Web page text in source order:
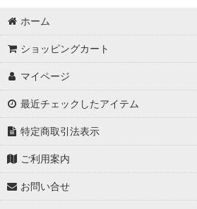
ホーム
ショッピングカート
マイページ
最近チェックしたアイテム
特定商取引法表示
ご利用案内
お問い合せ